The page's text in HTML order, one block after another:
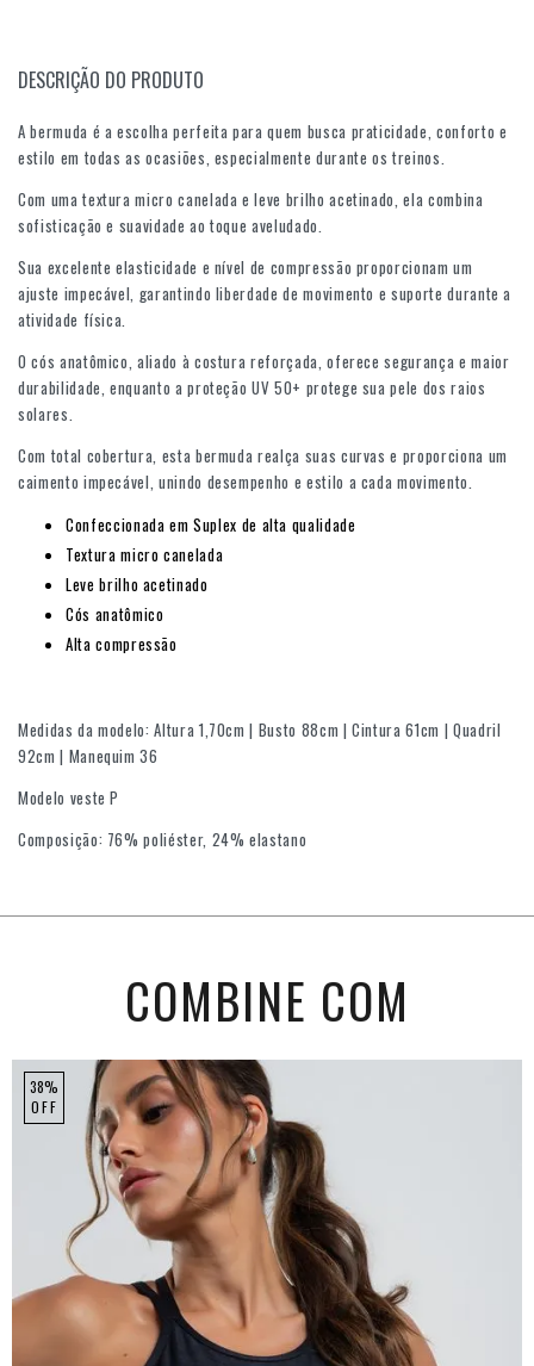
DESCRIÇÃO DO PRODUTO
A bermuda é a escolha perfeita para quem busca praticidade, conforto e
estilo em todas as ocasiões, especialmente durante os treinos.
Com uma textura micro canelada e leve brilho acetinado, ela combina
sofisticação e suavidade ao toque aveludado.
Sua excelente elasticidade e nível de compressão proporcionam um
ajuste impecável, garantindo liberdade de movimento e suporte durante a
atividade física.
O cós anatômico, aliado à costura reforçada, oferece segurança e maior
durabilidade, enquanto a proteção UV 50+ protege sua pele dos raios
solares.
Com total cobertura, esta bermuda realça suas curvas e proporciona um
caimento impecável, unindo desempenho e estilo a cada movimento.
Confeccionada em Suplex de alta qualidade
Textura micro canelada
Leve brilho acetinado
Cós anatômico
Alta compressão
Medidas da modelo: Altura 1,70cm | Busto 88cm | Cintura 61cm | Quadril
92cm | Manequim 36
Modelo veste P
Composição: 76% poliéster, 24% elastano
COMBINE COM
38%
OFF